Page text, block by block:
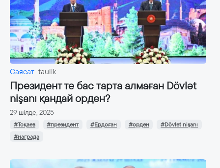
Саясат taulik
Президент те бас тарта алмаған Dövlət
nişanı қандай орден?
29 шілде, 2025
#Тоқаев #президент #Ердоған #орден
#Dövlət nişanı
#награда